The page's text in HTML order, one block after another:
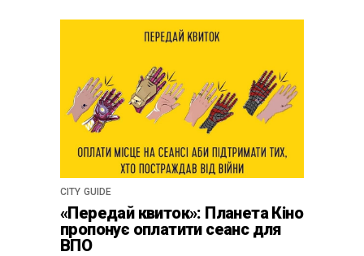
CITY GUIDE
«Передай квиток»: Планета Кіно
пропонує оплатити сеанс для
ВПО